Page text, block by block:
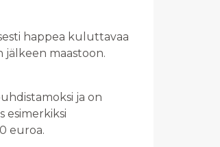
happea kuluttavaa
maastoon.
ja on
esimerkiksi
euroa.